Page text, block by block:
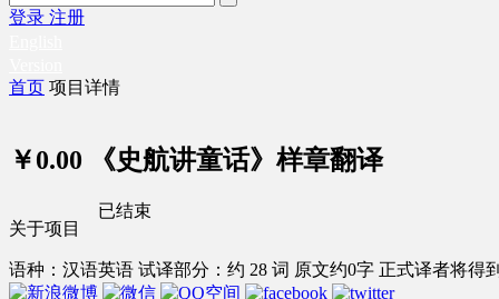
登录 注册
首页 项目详情
￥0.00 《史航讲童话》样章翻译
关于项目
语种：汉语英语 试译部分：约 28 词 原文约0字 正式译者将得
已结束